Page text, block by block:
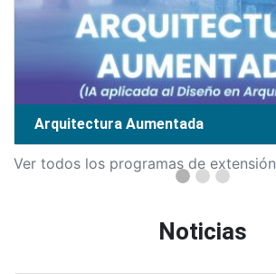
Arquitectura Aumentada
Ver todos los programas de extensión
Noticias